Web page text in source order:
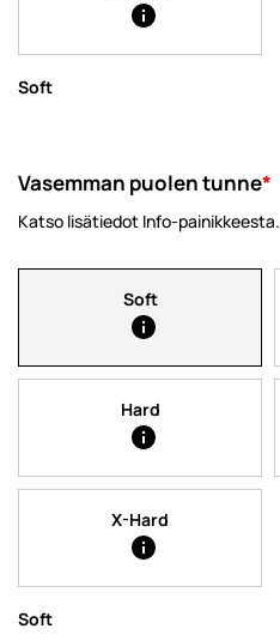
Soft
Vasemman puolen tunne*
Katso lisätiedot Info-painikkeesta.
Soft
Hard
X-Hard
Soft